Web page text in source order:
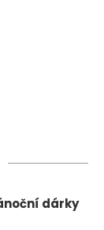
dárky